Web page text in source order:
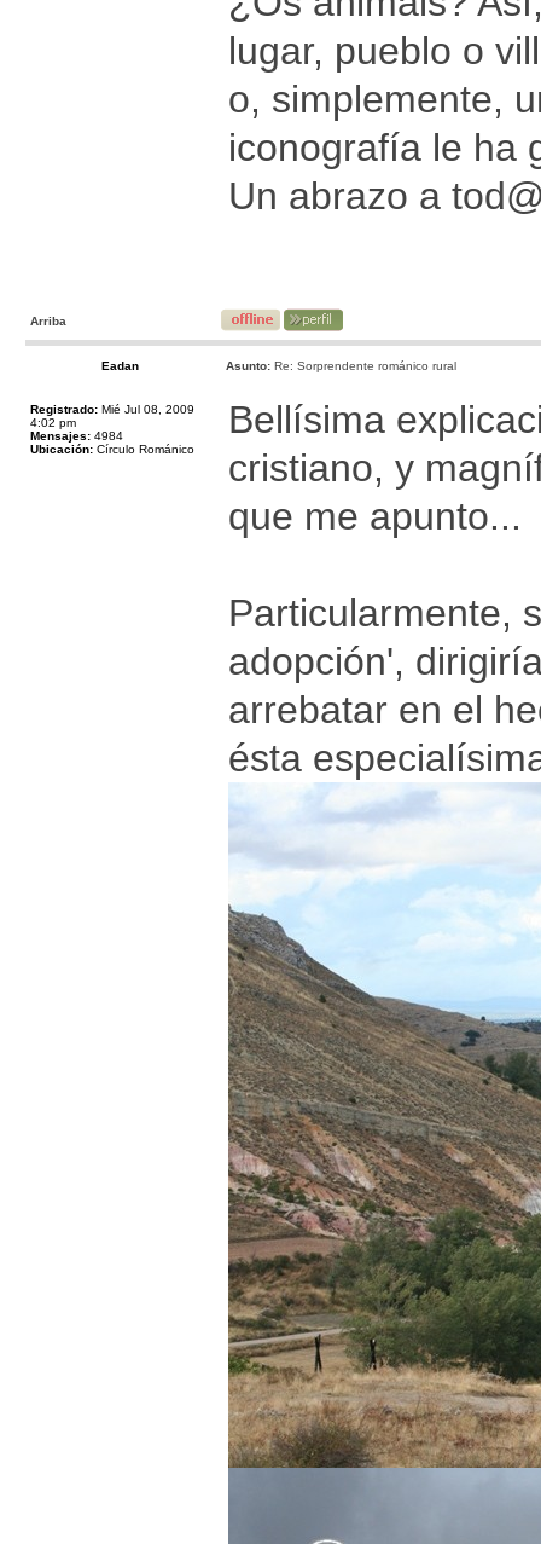
lugar, pueblo o
o, simplemente,
iconografía le ha
Un abrazo a
Arriba
Eadan Asunto: Re: Sorprendente románico rural
Registrado: Mié Jul 08, 2009
4:02 pm
Mensajes: 4984
Ubicación: Círculo Románico
Bellísima
cristiano, y
que me apunto...
Particularmente,
adopción',
arrebatar en el
ésta